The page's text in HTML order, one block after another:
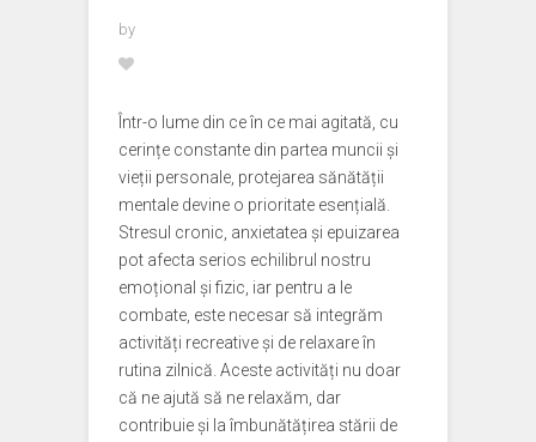
by
Într-o lume din ce în ce mai agitată, cu
cerințe constante din partea muncii și
vieții personale, protejarea sănătății
mentale devine o prioritate esențială.
Stresul cronic, anxietatea și epuizarea
pot afecta serios echilibrul nostru
emoțional și fizic, iar pentru a le
combate, este necesar să integrăm
activități recreative și de relaxare în
rutina zilnică. Aceste activități nu doar
că ne ajută să ne relaxăm, dar
contribuie și la îmbunătățirea stării de